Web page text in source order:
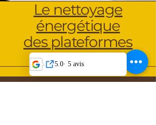
Le nettoyage
énergétique
des plateformes
numériques